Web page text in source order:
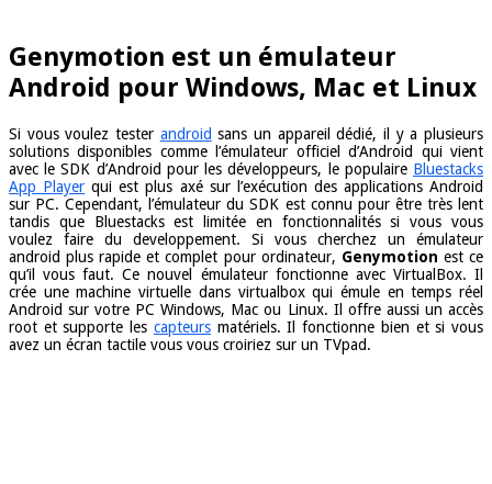
Genymotion est un émulateur
Android pour Windows, Mac et Linux
Si vous voulez tester android sans un appareil dédié, il y a plusieurs
solutions disponibles comme l’émulateur officiel d’Android qui vient
avec le SDK d’Android pour les développeurs, le populaire Bluestacks
App Player qui est plus axé sur l’exécution des applications Android
sur PC. Cependant, l’émulateur du SDK est connu pour être très lent
tandis que Bluestacks est limitée en fonctionnalités si vous vous
voulez faire du developpement. Si vous cherchez un émulateur
android plus rapide et complet pour ordinateur, Genymotion est ce
qu’il vous faut. Ce nouvel émulateur fonctionne avec VirtualBox. Il
crée une machine virtuelle dans virtualbox qui émule en temps réel
Android sur votre PC Windows, Mac ou Linux. Il offre aussi un accès
root et supporte les capteursmatériels. Il fonctionne bien et si vous
avez un écran tactile vous vous croiriez sur un TVpad.